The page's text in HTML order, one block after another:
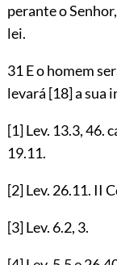
perante o
lei.
31 E o homem
levará [18]a sua
[1]Lev. 13.3,46.
19.11.
[2]Lev. 26.11. II
[3]Lev. 6.2, 3.